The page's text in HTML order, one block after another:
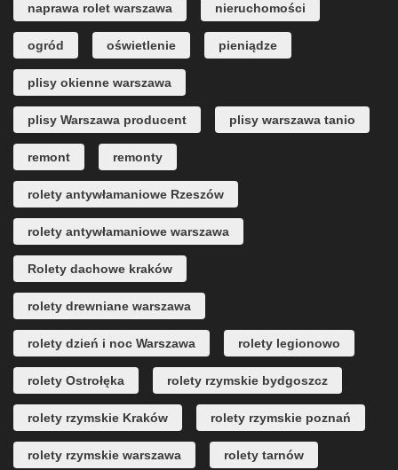
naprawa rolet warszawa nieruchomości
ogród oświetlenie pieniądze
plisy okienne warszawa
plisy Warszawa producent plisy warszawa tanio
remont remonty
rolety antywłamaniowe Rzeszów
rolety antywłamaniowe warszawa
Rolety dachowe kraków
rolety drewniane warszawa
rolety dzień i noc Warszawa rolety legionowo
rolety Ostrołęka rolety rzymskie bydgoszcz
rolety rzymskie Kraków rolety rzymskie poznań
rolety rzymskie warszawa rolety tarnów